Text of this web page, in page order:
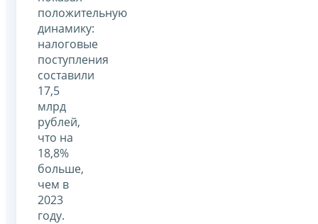
положительную
динамику:
налоговые
поступления
составили
17,5
млрд
рублей,
что на
18,8%
больше,
чем в
2023
году.